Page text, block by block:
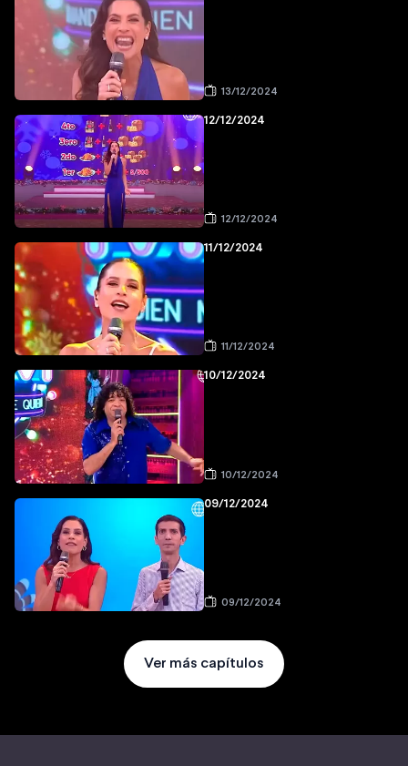
13/12/2024
12/12/2024
12/12/2024
11/12/2024
11/12/2024
10/12/2024
10/12/2024
09/12/2024
09/12/2024
Ver más capítulos